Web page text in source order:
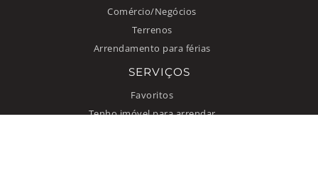
Comércio/Negócios
Terrenos
Arrendamento para férias
SERVIÇOS
Favoritos
Tenho imóvel para arrendar